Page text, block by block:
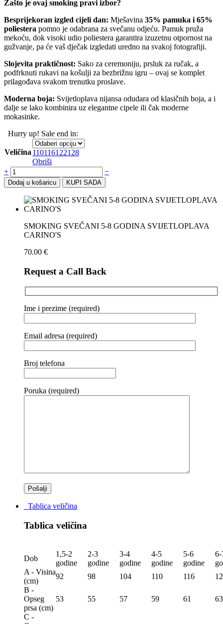
Zašto je ovaj smoking pravi izbor?
Besprijekoran izgled cijeli dan: Mješavina 35% pamuka i 65%
poliestera pomno je odabrana za svečanu odjeću. Pamuk pruža
mekoću, dok visoki udio poliestera garantira izuzetnu otpornost na
gužvanje, pa će vaš dječak izgledati uredno na svakoj fotografiji.
Slojevita praktičnost: Sako za ceremoniju, prsluk za ručak, a
podfrknuti rukavi na košulji za bezbrižnu igru – ovaj se komplet
prilagođava svakom trenutku proslave.
Moderna boja: Svijetloplava nijansa odudara od klasičnih boja, a i
dalje se lako kombinira uz elegantne cipele ili čak moderne
mokasinke.
Hurry up! Sale end in:
Veličina 110116122128
Obriši
+
−
Dodaj u košaricu KUPI SADA
SMOKING SVEČANI 5-8 GODINA SVIJETLOPLAVA
CARINO'S
70.00 €
Request a Call Back
Ime i prezime (required)
Email adresa (required)
Broj telefona
Poruka (required)
Tablica veličina
Tablica veličina
Dob
1,5-2
godine
2-3
godine
3-4
godine
4-5
godine
5-6
godine
6-
A - Visina
(сm)
92 98 104 110 116
B -
Opseg
prsa (сm)
53 55 57 59 61 63
C -